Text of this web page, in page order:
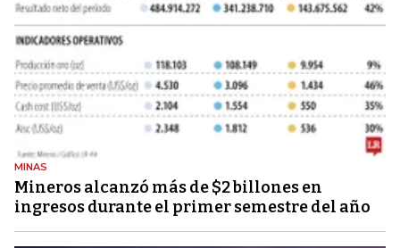
MINAS
Mineros alcanzó más de $2 billones en
ingresos durante el primer semestre del año